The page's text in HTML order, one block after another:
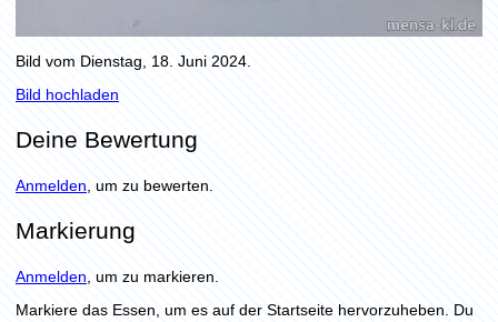
Bild vom Dienstag, 18. Juni 2024.
Bild hochladen
Deine Bewertung
Anmelden , um zu bewerten.
Markierung
Anmelden , um zu markieren.
Markiere das Essen, um es auf der Startseite hervorzuheben. Du